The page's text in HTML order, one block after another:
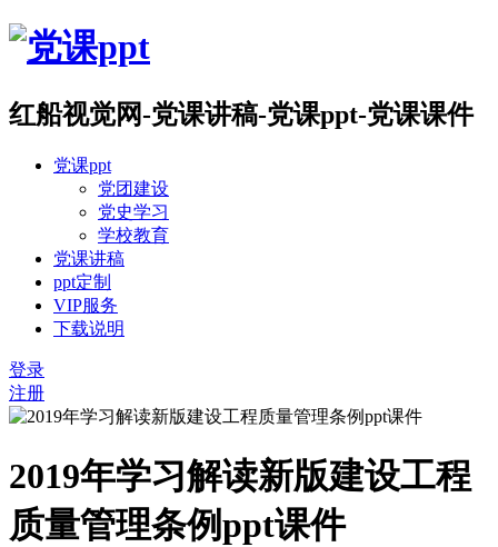
红船视觉网-党课讲稿-党课ppt-党课课件
党课ppt
党团建设
党史学习
学校教育
党课讲稿
ppt定制
VIP服务
下载说明
登录
注册
2019年学习解读新版建设工程
质量管理条例ppt课件